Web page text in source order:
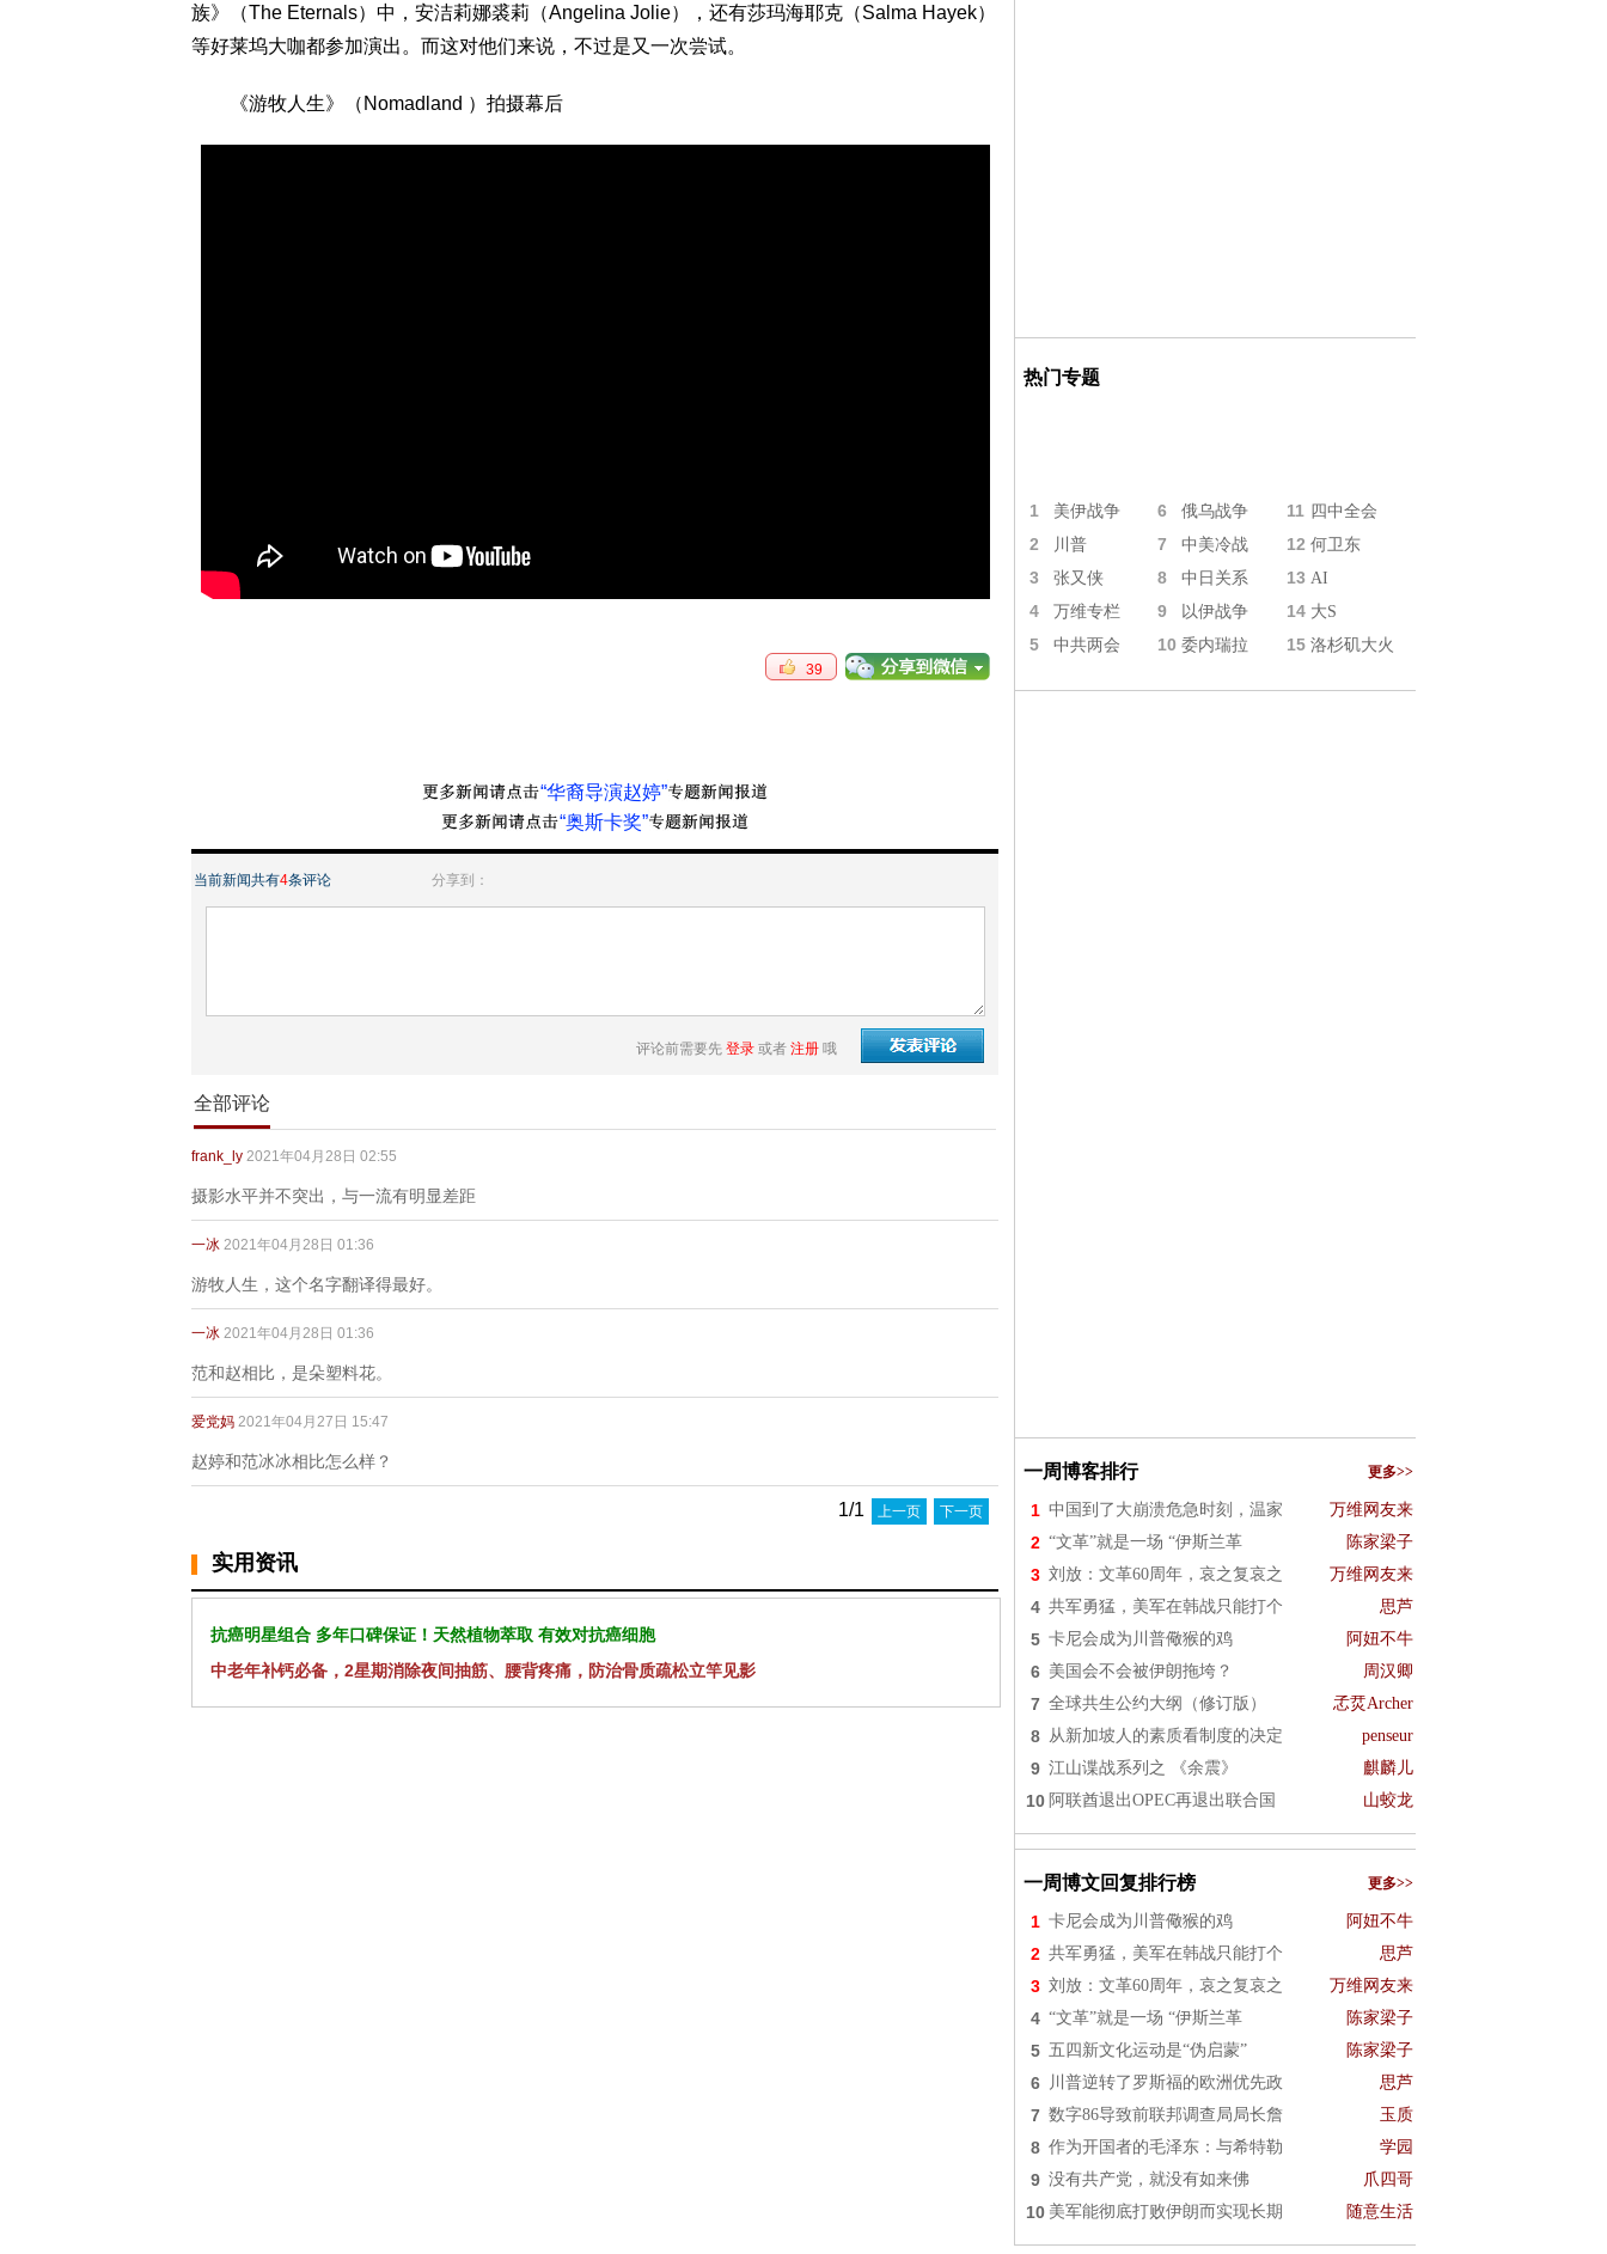
族》（The Eternals）中，安洁莉娜裘莉（Angelina Jolie），还有莎玛海耶克（Salma Hayek）
等好莱坞大咖都参加演出。而这对他们来说，不过是又一次尝试。
《游牧人生》（Nomadland ）拍摄幕后
39
“华裔导演赵婷”
“奥斯卡奖”
当前新闻共有4条评论 分享到：
评论前需要先 登录 或者 注册 哦
全部评论
frank_ly 2021年04月28日 02:55
摄影水平并不突出，与一流有明显差距
一冰 2021年04月28日 01:36
游牧人生，这个名字翻译得最好。
一冰 2021年04月28日 01:36
范和赵相比，是朵塑料花。
爱党妈 2021年04月27日 15:47
赵婷和范冰冰相比怎么样？
1/1 上一页 下一页
实用资讯
抗癌明星组合 多年口碑保证！天然植物萃取 有效对抗癌细胞
中老年补钙必备，2星期消除夜间抽筋、腰背疼痛，防治骨质疏松立竿见影
热门专题
1 美伊战争 6 俄乌战争 11 四中全会
2 川普 7 中美冷战 12 何卫东
3 张又侠 8 中日关系 13 AI
4 万维专栏 9 以伊战争 14 大S
5 中共两会 10 委内瑞拉 15 洛杉矶大火
一周博客排行 更多>>
1 中国到了大崩溃危急时刻，温家 万维网友来
2 “文革”就是一场 “伊斯兰革 陈家梁子
3 刘放：文革60周年，哀之复哀之 万维网友来
4 共军勇猛，美军在韩战只能打个 思芦
5 卡尼会成为川普儆猴的鸡 阿妞不牛
6 美国会不会被伊朗拖垮？ 周汉卿
7 全球共生公约大纲（修订版） 孞烎Archer
8 从新加坡人的素质看制度的决定 penseur
9 江山谍战系列之 《余震》 麒麟儿
10 阿联酋退出OPEC再退出联合国 山蛟龙
一周博文回复排行榜 更多>>
1 卡尼会成为川普儆猴的鸡 阿妞不牛
2 共军勇猛，美军在韩战只能打个 思芦
3 刘放：文革60周年，哀之复哀之 万维网友来
4 “文革”就是一场 “伊斯兰革 陈家梁子
5 五四新文化运动是“伪启蒙” 陈家梁子
6 川普逆转了罗斯福的欧洲优先政 思芦
7 数字86导致前联邦调查局局长詹 玉质
8 作为开国者的毛泽东：与希特勒 学园
9 没有共产党，就没有如来佛 爪四哥
10 美军能彻底打败伊朗而实现长期 随意生活